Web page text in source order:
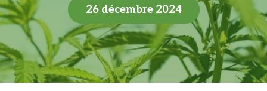
26 décembre 2024